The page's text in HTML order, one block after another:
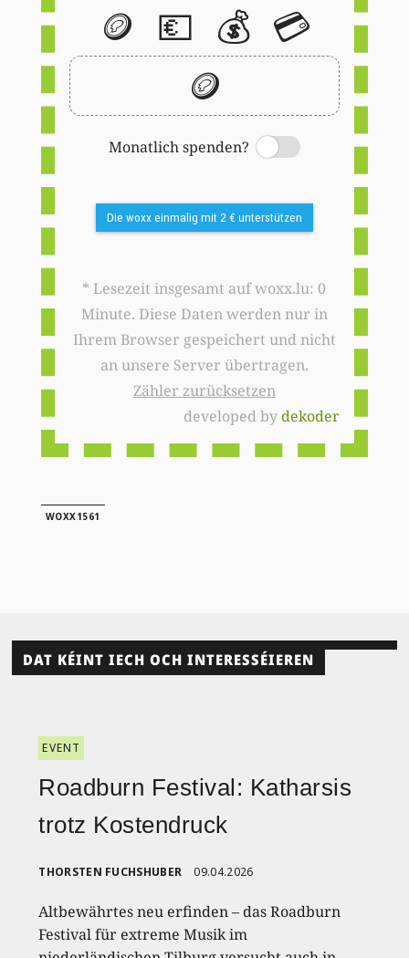
🪙 💶 💰 💳
🪙
Monatlich spenden?
Switch
Die woxx einmalig mit 2 € unterstützen
* Lesezeit insgesamt auf woxx.lu: 0
Minute. Diese Daten werden nur in
Ihrem Browser gespeichert und nicht
an unsere Server übertragen.
Zähler zurücksetzen
developed bydekoder
WOXX1561
DAT KÉINT IECH OCH INTERESSÉIEREN
EVENT
Roadburn Festival: Katharsis
trotz Kostendruck
THORSTEN FUCHSHUBER 09.04.2026
Altbewährtes neu erfinden – das Roadburn
Festival für extreme Musik im